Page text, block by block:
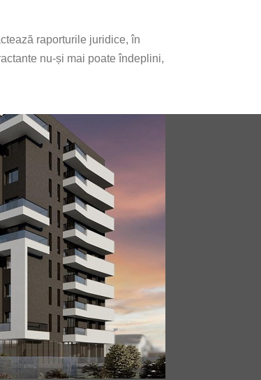
raporturile juridice, în
nu-și mai poate îndeplini,